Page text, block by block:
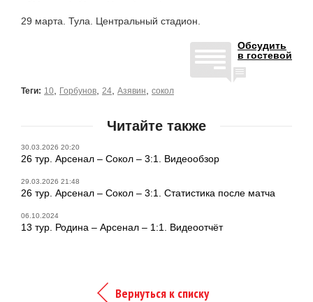
29 марта. Тула. Центральный стадион.
Обсудить
в гостевой
Теги: 10 Горбунов 24 Азявин сокол
Читайте также
30.03.2026 20:20
26 тур. Арсенал – Сокол – 3:1. Видеообзор
29.03.2026 21:48
26 тур. Арсенал – Сокол – 3:1. Статистика после матча
06.10.2024
13 тур. Родина – Арсенал – 1:1. Видеоотчёт
Вернуться к списку